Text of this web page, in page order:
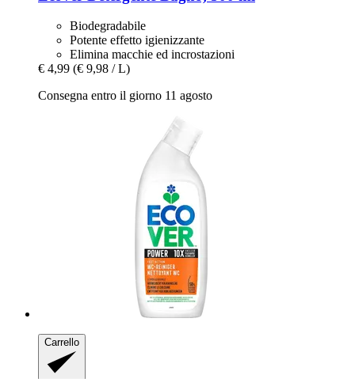
Biodegradabile
Potente effetto igienizzante
Elimina macchie ed incrostazioni
€ 4,99 (€ 9,98 / L)
Consegna entro il giorno 11 agosto
Carrello